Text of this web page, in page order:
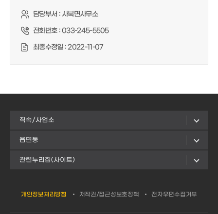
담당부서 :사북면사무소
전화번호 :033-245-5505
최종수정일 :2022-11-07
직속/사업소
읍면동
관련누리집(사이트)
개인정보처리방침 저작권/접근성보호정책 전자우편수집거부